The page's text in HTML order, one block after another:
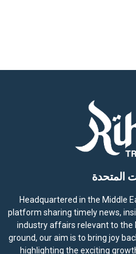
المتحدة
Headquartered in the Middle
platform sharing timely news,
industry affairs relevant to the
ground, our aim is to bring joy
highlighting the exciting